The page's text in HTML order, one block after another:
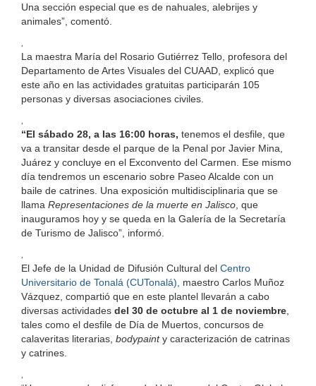
Una sección especial que es de nahuales, alebrijes y
animales”, comentó.
,
La maestra María del Rosario Gutiérrez Tello, profesora del
Departamento de Artes Visuales del CUAAD, explicó que
este año en las actividades gratuitas participarán 105
personas y diversas asociaciones civiles.
,
“El sábado 28, a las 16:00 horas, tenemos el desfile, que
va a transitar desde el parque de la Penal por Javier Mina,
Juárez y concluye en el Exconvento del Carmen. Ese mismo
día tendremos un escenario sobre Paseo Alcalde con un
baile de catrines. Una exposición multidisciplinaria que se
llama Representaciones de la muerte en Jalisco, que
inauguramos hoy y se queda en la Galería de la Secretaría
de Turismo de Jalisco”, informó.
,
El Jefe de la Unidad de Difusión Cultural del Centro
Universitario de Tonalá (CUTonalá), maestro Carlos Muñoz
Vázquez, compartió que en este plantel llevarán a cabo
diversas actividades del 30 de octubre al 1 de noviembre,
tales como el desfile de Día de Muertos, concursos de
calaveritas literarias, bodypainty caracterización de catrinas
y catrines.
,